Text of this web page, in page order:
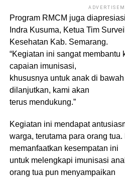
Program RMCM juga
Indra Kusuma, Ketua Tim
Kesehatan Kab. Semarang.
“Kegiatan ini sangat membantu
capaian imunisasi,
khususnya untuk anak di
dilanjutkan, kami akan
terus mendukung.”
Kegiatan ini mendapat
warga, terutama para orang
memanfaatkan kesempatan ini
untuk melengkapi imunisasi
orang tua pun menyampaikan